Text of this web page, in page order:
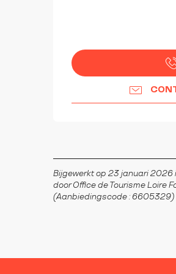
Bijgewerkt op 23 januari 2026
door Office de Tourisme Loire
(Aanbiedingscode : 6605329)